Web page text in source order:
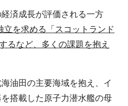
済成長が評価される一方
立を求める「スコットランド
るなど、多くの課題を抱え
油田の主要海域を抱え、イ
搭載した原子力潜水艦の母